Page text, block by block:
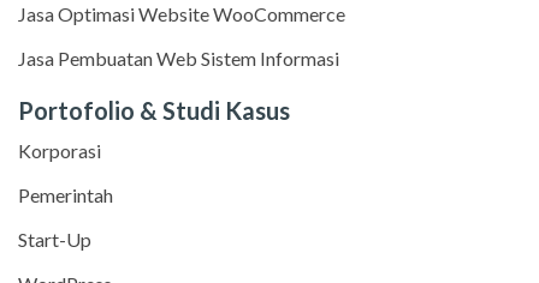
Jasa Optimasi Website WooCommerce
Jasa Pembuatan Web Sistem Informasi
Portofolio & Studi Kasus
Korporasi
Pemerintah
Start-Up